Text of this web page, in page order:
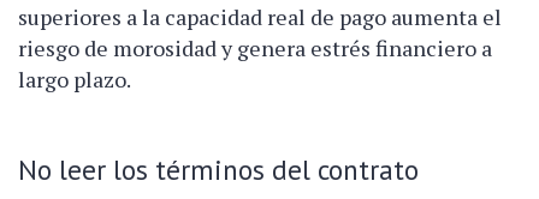
superiores a la capacidad real de pago aumenta el
riesgo de morosidad y genera estrés financiero a
largo plazo.
No leer los términos del contrato